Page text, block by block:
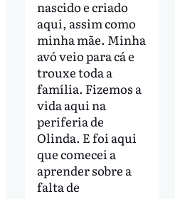
nascido e criado
aqui, assim como
minha mãe. Minha
avó veio para cá e
trouxe toda a
família. Fizemos a
vida aqui na
periferia de
Olinda. E foi aqui
que comecei a
aprender sobre a
falta de